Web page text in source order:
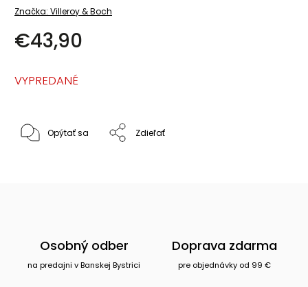
Značka: Villeroy & Boch
€43,90
VYPREDANÉ
Opýtať sa Zdieľať
Osobný odber
na predajni v Banskej Bystrici
Doprava zdarma
pre objednávky od 99 €